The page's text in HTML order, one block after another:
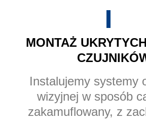
MONTAŻ
Instalujemy systemy
wizyjnej w sposób
zakamuflowany, z